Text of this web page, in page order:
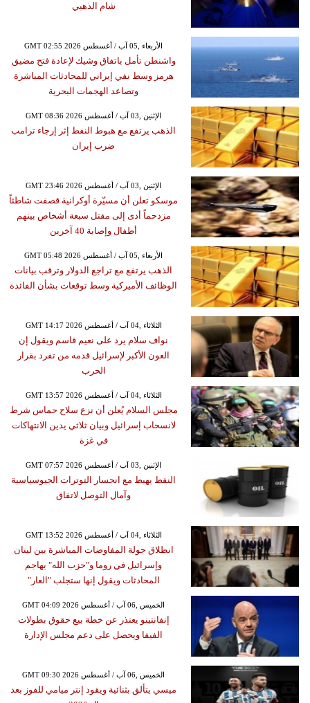
شام الذهبي
GMT 02:55 2026 الأربعاء ,05 آب / أغسطس
واشنطن تأمل باتفاق وشيك لإعادة فتح مضيق
هرمز وسط نفي إيراني للمحادثات المباشرة
وتصاعد الهجمات البحرية
GMT 08:36 2026 الإثنين ,03 آب / أغسطس
الذهب يرتفع مع هبوط النفط إثر إرجاء ترامب
ضرب إيران
GMT 23:46 2026 الإثنين ,03 آب / أغسطس
موسكو تعلن أن مسيّرة أوكرانية قصفت شاطئاً
مزدحماً أدى إلى مقتل سبعة أشخاص بينهم
أطفال وإصابة 40 آخرين
GMT 05:48 2026 الأربعاء ,05 آب / أغسطس
الذهب يرتفع مع تراجع الدولار وترقب بيانات
الوظائف الأميركية وسط توقعات بشأن الفائدة
GMT 14:17 2026 الثلاثاء ,04 آب / أغسطس
نواف سلام يرد على نعيم قاسم ويقول إن
العون الأكبر لإسرائيل قدمه من تفرد بقرار
الحرب
GMT 13:57 2026 الثلاثاء ,04 آب / أغسطس
مجلس السلام يُعلن أن نزع سلاح حماس شرط
لانسحاب إسرائيل وبيان ثلاثي يدين الانتهاكات
في غزة
GMT 07:57 2026 الإثنين ,03 آب / أغسطس
النفط يهبط مع انحسار التوترات الجيوسياسية
وآمال التوصل لاتفاق
GMT 13:52 2026 الثلاثاء ,04 آب / أغسطس
انطلاق جولة المفاوضات المباشرة بين لبنان
وإسرائيل في روما و"حزب الله" يهاجم
المحادثات ويقول إنها ستجلب "العار"
GMT 04:09 2026 الخميس ,06 آب / أغسطس
إنفانتينو يعتذر عن خطة بيع حقوق بطولات
الفيفا ويحصل على دعم مجلس الإدارة
GMT 09:30 2026 الخميس ,06 آب / أغسطس
ميسي يتألق بثنائية ويقود إنتر ميامي للفوز بعد